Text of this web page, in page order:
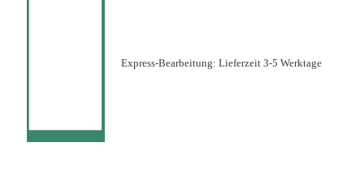
Express-Bearbeitung: Lieferzeit 3-5 Werktage